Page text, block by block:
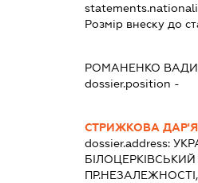
Розмір внеску до
РОМАНЕНКО
dossier.position -
СТРИЖКОВА ДАР'Я
dossier.address: